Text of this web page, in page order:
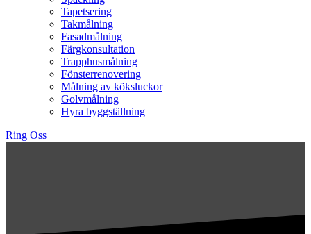
Tapetsering
Takmålning
Fasadmålning
Färgkonsultation
Trapphusmålning
Fönsterrenovering
Målning av köksluckor
Golvmålning
Hyra byggställning
Ring Oss